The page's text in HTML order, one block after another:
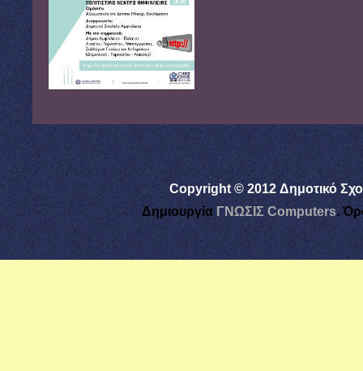
Copyright © 2012 Δημοτικό
Δημιουργία ΓΝΩΣΙΣ Computers.